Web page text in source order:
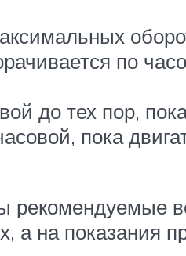
по
до тех пор,
пока
рекомендуемые
а на показания